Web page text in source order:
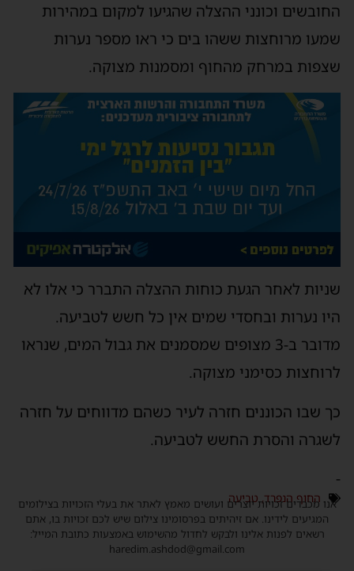
החובשים וכונני ההצלה שהגיעו למקום במהירות
שמעו מרוחצות ששהו בים כי ראו מספר נערות
שצפות במרחק מהחוף ומסמנות מצוקה.
שניות לאחר הגעת כוחות ההצלה התברר כי אלו לא
היו נערות ובחסדי שמים אין כל חשש לטביעה.
מדובר ב-3 מצופים שמסמנים את גבול המים, שנראו
לרוחצות כסימני מצוקה.
כך שבו הכוננים חזרה לעיר כשהם מדווחים על חזרה
לשגרה והסרת החשש לטביעה.
-
החוף הנפרד,טביעה
אנו מכבדים זכויות יוצרים ועושים מאמץ לאתר את בעלי הזכויות בצילומים
המגיעים לידינו. אם זיהיתים בפרסומינו צילום שיש לכם זכויות בו, אתם
רשאים לפנות אלינו ולבקש לחדול מהשימוש באמצעות כתובת המייל:
haredim.ashdod@gmail.com